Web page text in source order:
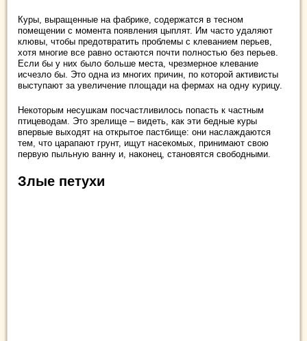
Куры, выращенные на фабрике, содержатся в тесном
помещении с момента появления цыплят. Им часто удаляют
клювы, чтобы предотвратить проблемы с клеванием перьев,
хотя многие все равно остаются почти полностью без перьев.
Если бы у них было больше места, чрезмерное клевание
исчезло бы. Это одна из многих причин, по которой активисты
выступают за увеличение площади на фермах на одну курицу.
Некоторым несушкам посчастливилось попасть к частным
птицеводам. Это зрелище – видеть, как эти бедные куры
впервые выходят на открытое пастбище: они наслаждаются
тем, что царапают грунт, ищут насекомых, принимают свою
первую пыльную ванну и, наконец, становятся свободными.
Злые петухи